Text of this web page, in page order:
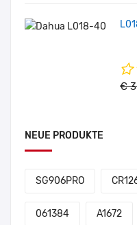
€
NEUE PRODUKTE
SG906PRO
061384 A1672